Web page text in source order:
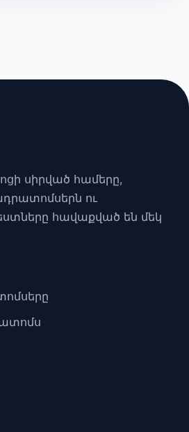
սիրված համերը,
ու
հավաքված են մեկ